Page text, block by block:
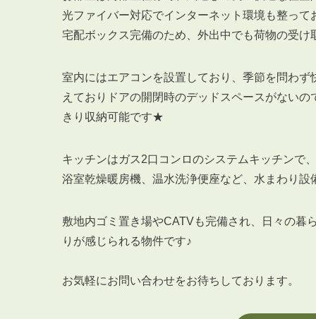
光ファイバー対応でインターネット環境も整っ
宅配ボックス完備のため、外出中でも荷物の受け
室内にはエアコンを設置しており、季節を問わ
えておりドアの開閉時のデッドスペースがない
きり収納可能です★
キッチンはガス2口コンロのシステムキッチンで
浴室乾燥暖房機、温水洗浄便座など、水まわり
敷地内ゴミ置き場やCATVも完備され、日々の暮
りが感じられる物件です♪
お気軽にお問い合わせをお待ちしております。